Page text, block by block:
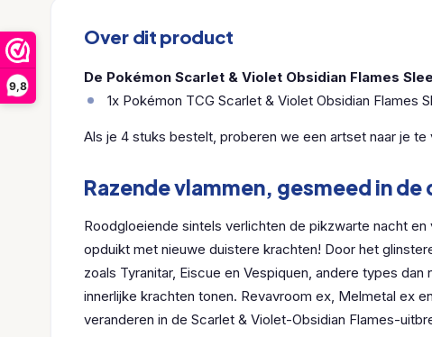
9,8
Over dit product
De Pokémon Scarlet & Violet Obsidian Flames
1x Pokémon TCG Scarlet & Violet Obsidian Flames
Als je 4 stuks bestelt, proberen we een artset naar je
Razende vlammen, gesmeed in
Roodgloeiende sintels verlichten de pikzwarte nacht
opduikt met nieuwe duistere krachten! Door het
zoals Tyranitar, Eiscue en Vespiquen, andere types
innerlijke krachten tonen. Revavroom ex, Melmetal ex
veranderen in de Scarlet & Violet-Obsidian Flames-